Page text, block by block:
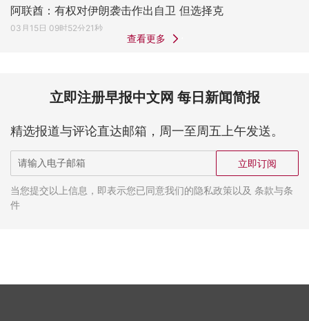
阿联酋：有权对伊朗袭击作出自卫 但选择克
03月15日 09时52分21秒
查看更多
立即注册早报中文网 每日新闻简报
精选报道与评论直达邮箱，周一至周五上午发送。
立即订阅
当您提交以上信息，即表示您已同意我们的隐私政策以及 条款与条
件